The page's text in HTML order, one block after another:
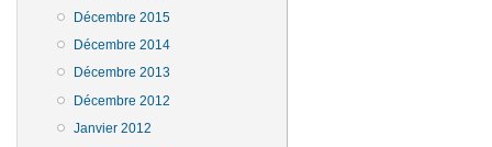
Décembre 2015
Décembre 2014
Décembre 2013
Décembre 2012
Janvier 2012